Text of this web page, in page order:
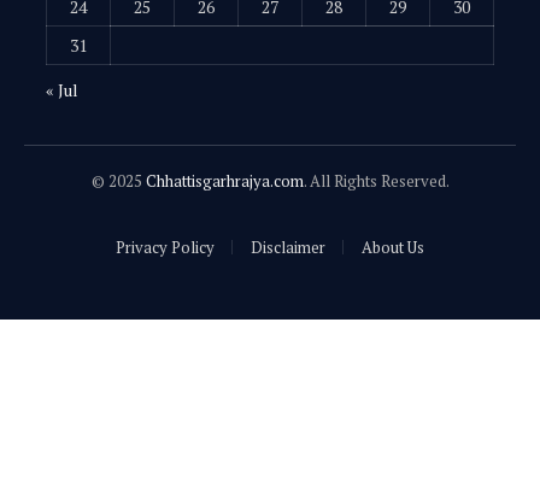
24
25 26 27 28 29
30
31
« Jul
© 2025 Chhattisgarhrajya.com. All Rights Reserved.
Privacy Policy Disclaimer About Us